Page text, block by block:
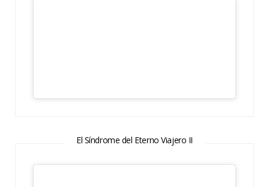
El Síndrome del Eterno Viajero II